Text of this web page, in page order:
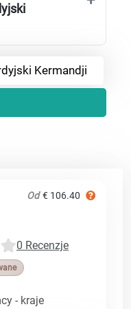
Kermandji
Od € 106.40
0 Recenzje
- kraje